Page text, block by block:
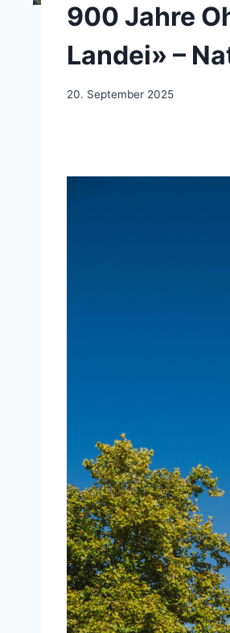
900 Jahre
Landei» –
20. September 2025